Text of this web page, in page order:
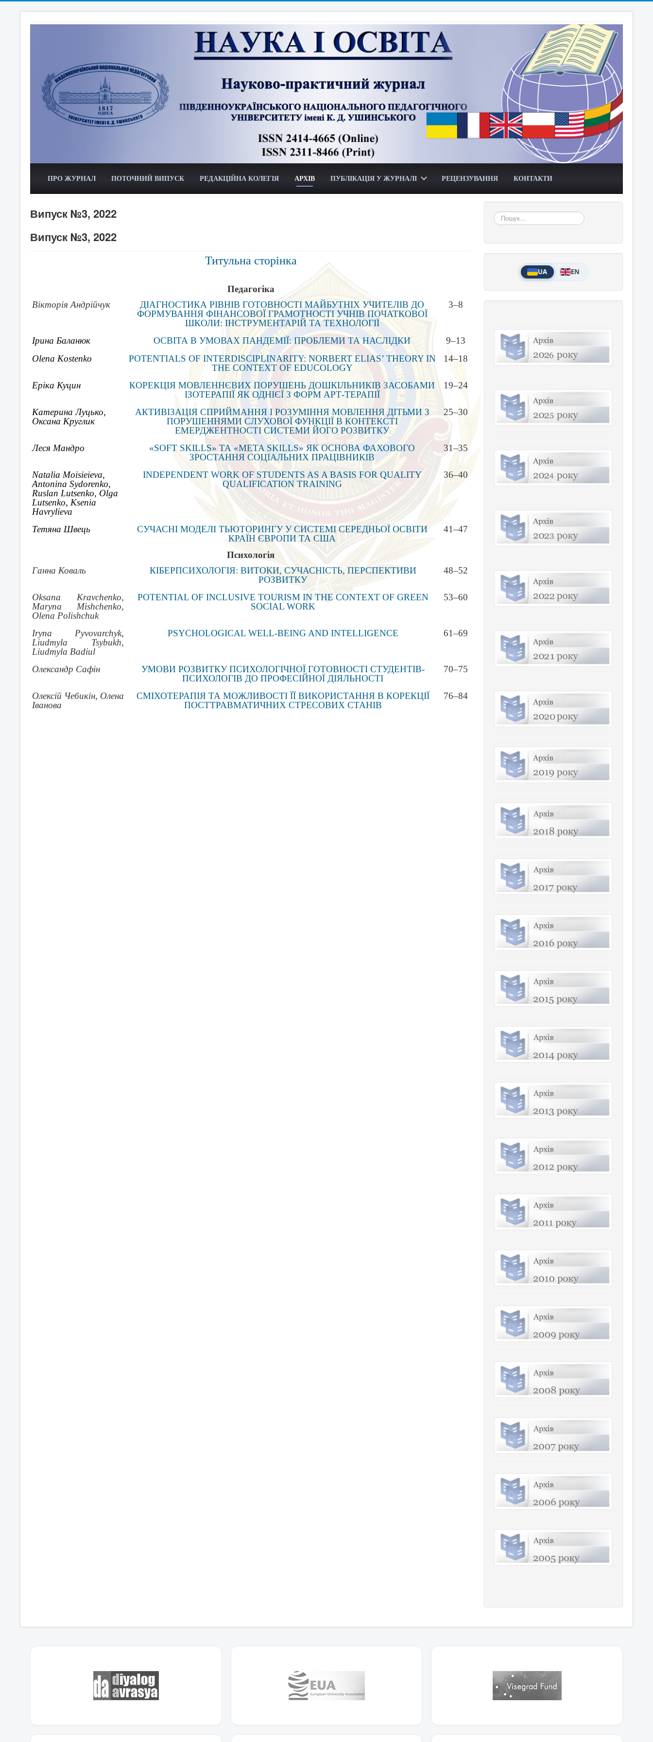
ПРО ЖУРНАЛ ПОТОЧНИЙ ВИПУСК РЕДАКЦІЙНА КОЛЕГІЯ АРХІВ ПУБЛІКАЦІЯ У ЖУРНАЛІ РЕЦЕНЗУВАННЯ КОНТАКТИ
Випуск №3, 2022
Випуск №3, 2022
Титульна сторінка
Педагогіка
Вікторія Андрійчук
ДІАГНОСТИКА РІВНІВ ГОТОВНОСТІ МАЙБУТНІХ УЧИТЕЛІВ ДО
ФОРМУВАННЯ ФІНАНСОВОЇ ГРАМОТНОСТІ УЧНІВ ПОЧАТКОВОЇ
ШКОЛИ: ІНСТРУМЕНТАРІЙ ТА ТЕХНОЛОГІЇ
3–8
Ірина Баланюк ОСВІТА В УМОВАХ ПАНДЕМІЇ: ПРОБЛЕМИ ТА НАСЛІДКИ
9–13
Olena Kostenko
POTENTIALS OF INTERDISCIPLINARITY: NORBERT ELIAS’ THEORY IN
THE CONTEXT OF EDUCOLOGY
14–18
Еріка Куцин
КОРЕКЦІЯ МОВЛЕННЄВИХ ПОРУШЕНЬ ДОШКІЛЬНИКІВ ЗАСОБАМИ
ІЗОТЕРАПІЇ ЯК ОДНІЄЇ З ФОРМ АРТ-ТЕРАПІЇ
19–24
Катерина Луцько,
Оксана Круглик
АКТИВІЗАЦІЯ СПРИЙМАННЯ І РОЗУМІННЯ МОВЛЕННЯ ДІТЬМИ З
ПОРУШЕННЯМИ СЛУХОВОЇ ФУНКЦІЇ В КОНТЕКСТІ
ЕМЕРДЖЕНТНОСТІ СИСТЕМИ ЙОГО РОЗВИТКУ
25–30
Леся Мандро
«SOFT SKILLS» ТА «META SKILLS» ЯК ОСНОВА ФАХОВОГО
ЗРОСТАННЯ СОЦІАЛЬНИХ ПРАЦІВНИКІВ
31–35
Natalia Moisieieva,
Antonina Sydorenko,
Ruslan Lutsenko, Olga
Lutsenko, Ksenia
Havrylieva
INDEPENDENT WORK OF STUDENTS AS A BASIS FOR QUALITY
QUALIFICATION TRAINING
36–40
Тетяна Швець
СУЧАСНІ МОДЕЛІ ТЬЮТОРИНГУ У СИСТЕМІ СЕРЕДНЬОЇ ОСВІТИ
КРАЇН ЄВРОПИ ТА США
41–47
Психологія
Ганна Коваль
КІБЕРПСИХОЛОГІЯ: ВИТОКИ, СУЧАСНІСТЬ, ПЕРСПЕКТИВИ
РОЗВИТКУ
48–52
Oksana Kravchenko,
Maryna Mishchenko,
Olena Polishchuk
POTENTIAL OF INCLUSIVE TOURISM IN THE CONTEXT OF GREEN
SOCIAL WORK
53–60
Iryna Pyvovarchyk,
Liudmyla Tsybukh,
Liudmyla Badiul
PSYCHOLOGICAL WELL-BEING AND INTELLIGENCE 61–69
Олександр Сафін
УМОВИ РОЗВИТКУ ПСИХОЛОГІЧНОЇ ГОТОВНОСТІ СТУДЕНТІВ-
ПСИХОЛОГІВ ДО ПРОФЕСІЙНОЇ ДІЯЛЬНОСТІ
70–75
Олексій Чебикін, Олена
Іванова
СМІХОТЕРАПІЯ ТА МОЖЛИВОСТІ ЇЇ ВИКОРИСТАННЯ В КОРЕКЦІЇ
ПОСТТРАВМАТИЧНИХ СТРЕСОВИХ СТАНІВ
76–84
Пошук...
UA EN